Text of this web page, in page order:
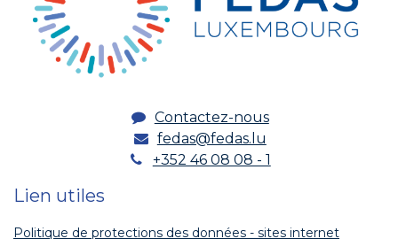
Contactez-nous
fedas@fedas.lu
+352 46 08 08 - 1
Lien utiles
Politique de protections des données - sites internet